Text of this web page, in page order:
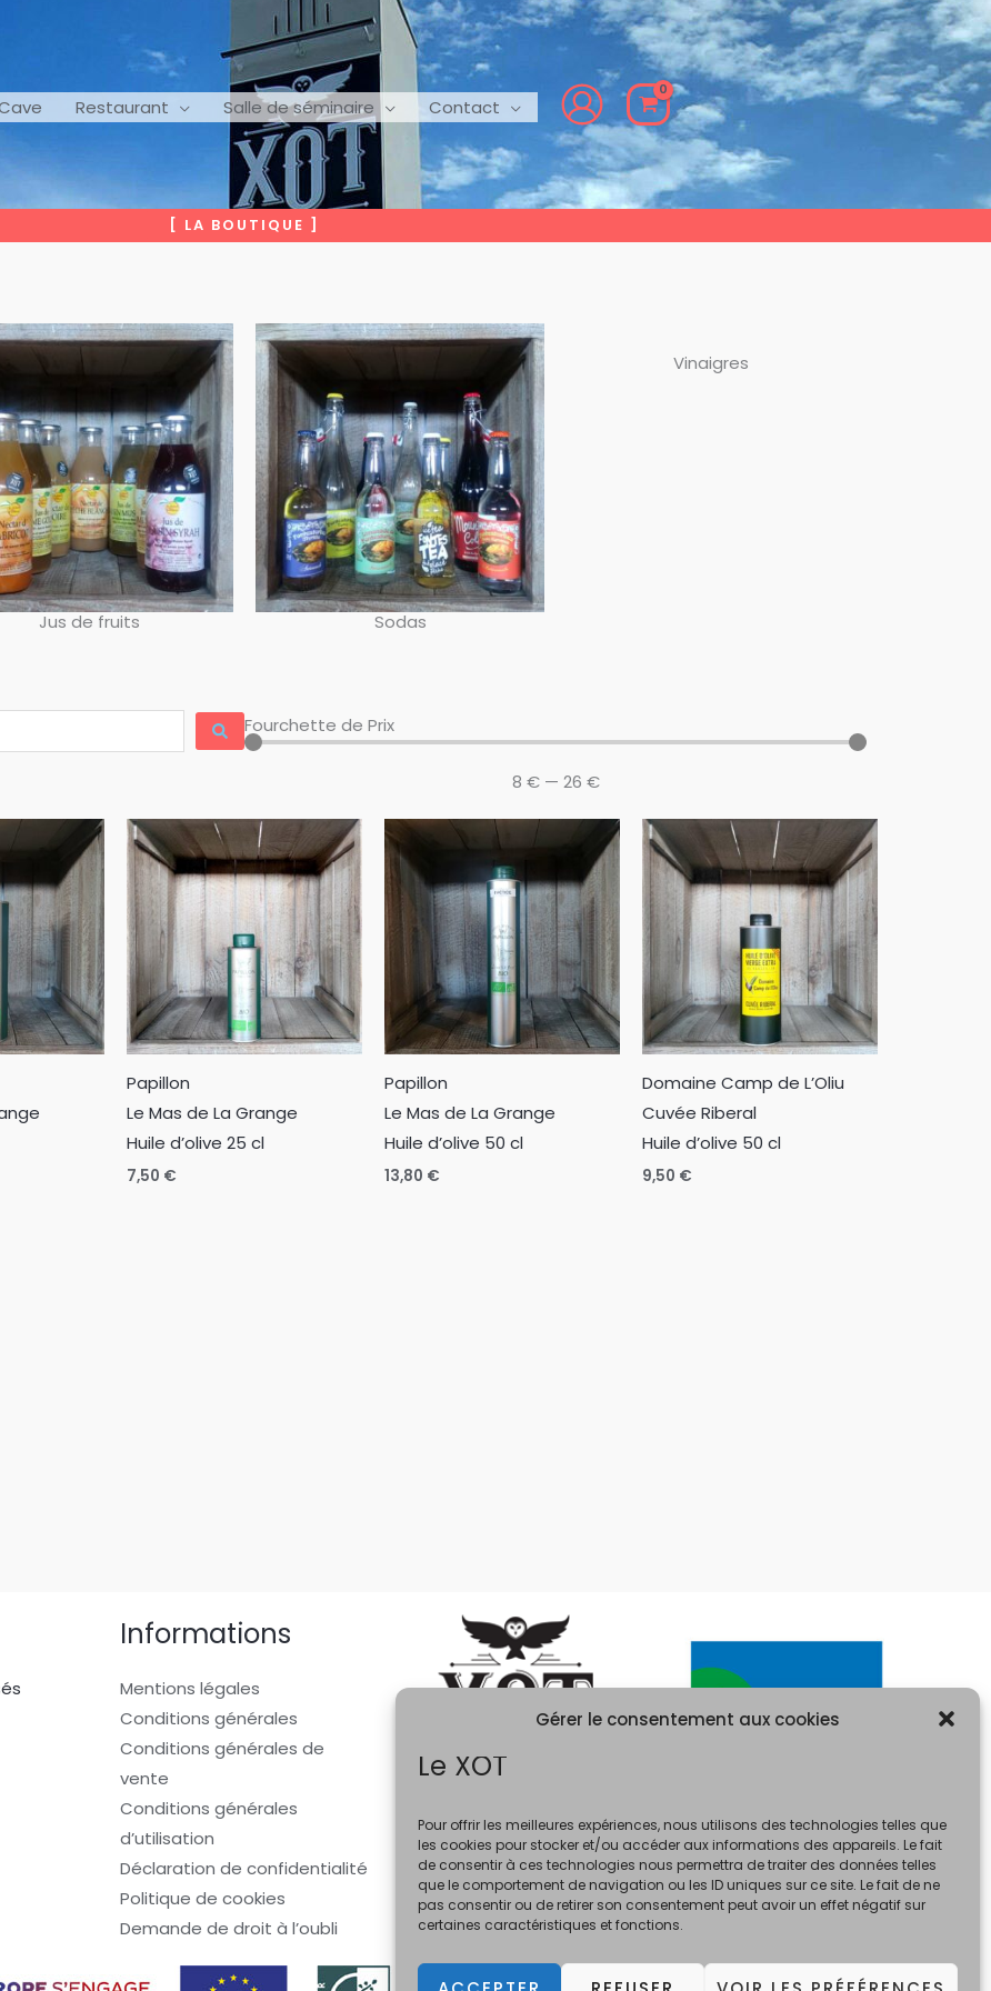
Gérer le consentement aux cookies
Le XOT
Pour offrir les meilleures expériences, nous utilisons des technologies telles que
les cookies pour stocker et/ou accéder aux informations des appareils. Le fait
de consentir à ces technologies nous permettra de traiter des données telles
que le comportement de navigation ou les ID uniques sur ce site. Le fait de ne
pas consentir ou de retirer son consentement peut avoir un effet négatif sur
certaines caractéristiques et fonctions.
Restaurant Salle de séminaire Contact
[ LA BOUTIQUE ]
Jus de fruits Sodas
Vinaigres
Fourchette de Prix
8 €— 26 €
Papillon
Le Mas de La Grange
Huile d’olive 25 cl
7,50 €
Papillon
Le Mas de La Grange
Huile d’olive 50 cl
13,80 €
Domaine Camp de L’Oliu
Cuvée Riberal
Huile d’olive 50 cl
9,50 €
Informations
Mentions légales
Conditions générales
Conditions générales de
vente
Conditions générales
d’utilisation
Déclaration de confidentialité
Politique de cookies
Demande de droit à l’oubli